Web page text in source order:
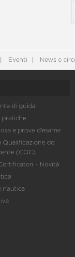
Eventi News e
di guida
pratiche
e prove d’esame
Qualificazione del
(CQC)
- Novità
nautica